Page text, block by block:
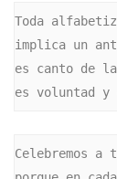
Toda
implica un
es canto de
es voluntad y
Celebremos